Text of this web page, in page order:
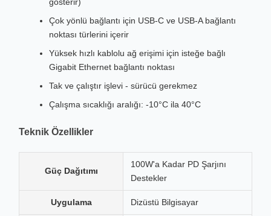
Çok yönlü bağlantı için USB-C ve USB-A bağlantı
noktası türlerini içerir
Yüksek hızlı kablolu ağ erişimi için isteğe bağlı
Gigabit Ethernet bağlantı noktası
Tak ve çalıştır işlevi - sürücü gerekmez
Çalışma sıcaklığı aralığı: -10°C ila 40°C
Teknik Özellikler
Güç Dağıtımı
100W'a Kadar PD Şarjını
Destekler
Uygulama Dizüstü Bilgisayar